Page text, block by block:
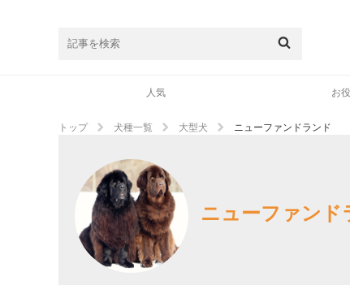
人気 お
トップ 犬種一覧 大型犬 ニューファンドランド
ニューファンド